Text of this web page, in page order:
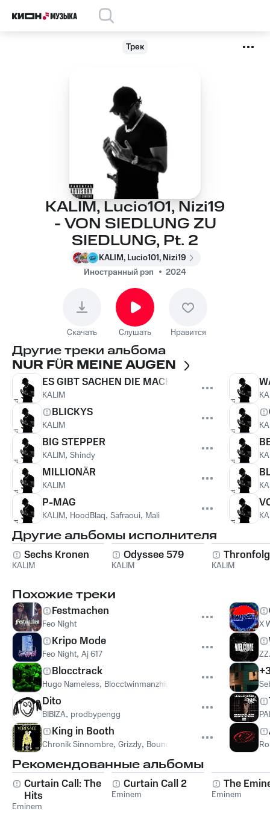
Трек
KALIM, Lucio101, Nizi19
- VON SIEDLUNG ZU
SIEDLUNG, Pt. 2
KALIM, Lucio101, Nizi19
Иностранный рэп
2024
Скачать Слушать Нравится
Другие треки альбома
NUR FÜR MEINE AUGEN
ES GIBT SACHEN DIE MACHT MAN NICHT
KALIM
BLICKYS
KALIM
BIG STEPPER
KALIM, Shindy
MILLIONÄR
KALIM
P-MAG
KALIM, HoodBlaq, Safraoui, Mali
Другие альбомы исполнителя
Sechs Kronen
KALIM
Odyssee 579
KALIM KALIM
Похожие треки
Festmachen
Feo Night
Kripo Mode
Feo Night, Aj 617
Blocctrack
Hugo Nameless, Blocctwinmanzhi ,KDM Shey
Dito
BIBIZA, prodbypengg
King in Booth
Chronik Sinnombre, Grizzly, Bouncy
X
Рекомендованные альбомы
Curtain Call: The
Hits
Eminem
Curtain Call 2
Eminem
The
Eminem